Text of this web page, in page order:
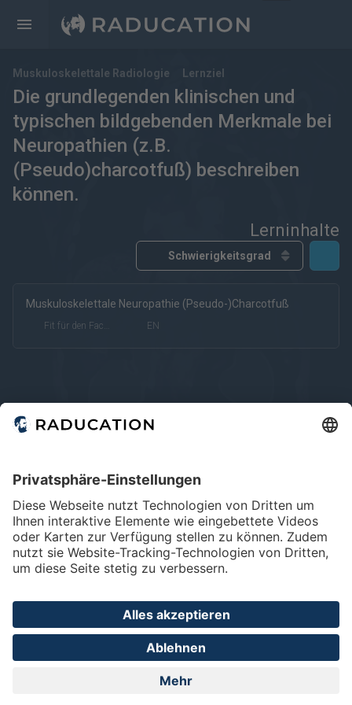
Muskuloskelettale Radiologie Lernziel
Die grundlegenden klinischen und
typischen bildgebenden Merkmale bei
Neuropathien (z.B.
(Pseudo)charcotfuß) beschreiben
können.
Lerninhalte
kostenfrei kostenpflichtig Deutsch Englisch
Muskuloskelettale Neuropathie (Pseudo-)Charcotfuß
Fit für den Facharzt EN
Impressum